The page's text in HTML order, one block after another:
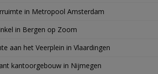
in Metropool Amsterdam
in Bergen op Zoom
aan het Veerplein in Vlaardingen
kantoorgebouw in Nijmegen